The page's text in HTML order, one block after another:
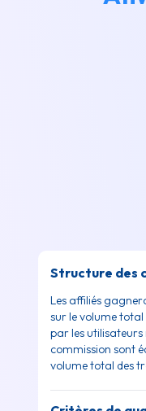
Structure des
Les affiliés
sur le volume
par les utilisateurs
commission sont
volume total des